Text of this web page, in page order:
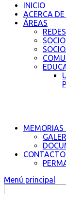
INICIO
ACERCA
ÁREAS
REDES
MEMORIAS
CONTACTO
Menú principal